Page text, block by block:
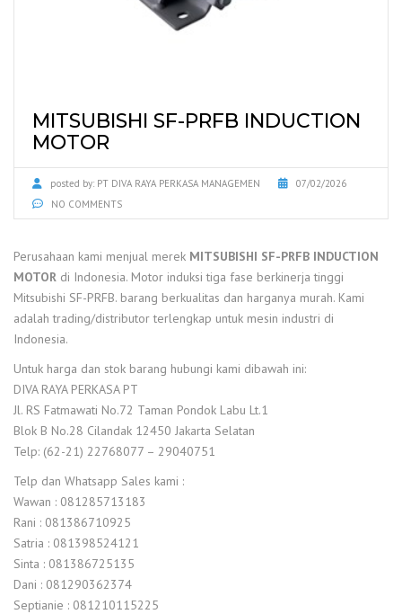
MITSUBISHI SF-PRFB INDUCTION
MOTOR
posted by: PT DIVA RAYA PERKASA MANAGEMEN
07/02/2026
NO COMMENTS
Perusahaan kami menjual merek MITSUBISHI SF-PRFB INDUCTION
MOTOR di Indonesia. Motor induksi tiga fase berkinerja tinggi
Mitsubishi SF-PRFB. barang berkualitas dan harganya murah. Kami
adalah trading/distributor terlengkap untuk mesin industri di
Indonesia.
Untuk harga dan stok barang hubungi kami dibawah ini:
DIVA RAYA PERKASA PT
Jl. RS Fatmawati No.72 Taman Pondok Labu Lt.1
Blok B No.28 Cilandak 12450 Jakarta Selatan
Telp: (62-21) 22768077 – 29040751
Telp dan Whatsapp Sales kami :
Wawan : 081285713183
Rani : 081386710925
Satria : 081398524121
Sinta : 081386725135
Dani : 081290362374
Septianie : 081210115225